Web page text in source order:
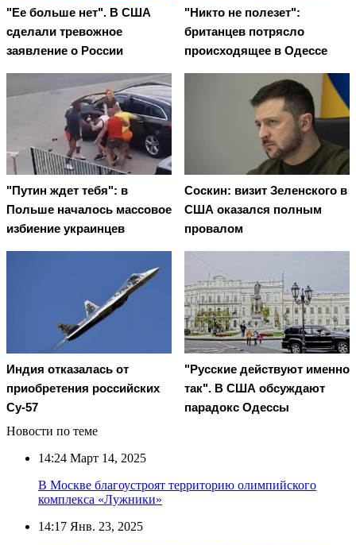
"Ее больше нет". В США
сделали тревожное
заявление о России
"Никто не полезет":
британцев потрясло
происходящее в Одессе
"Путин ждет тебя": в
Польше началось массовое
избиение украинцев
Соскин: визит Зеленского в
США оказался полным
провалом
Индия отказалась от
приобретения российских
Су-57
"Русские действуют именно
так". В США обсуждают
парадокс Одессы
Новости по теме
14:24 Март 14, 2025
В Москве благоустроят территорию олимпийского
комплекса «Лужники»
14:17 Янв. 23, 2025